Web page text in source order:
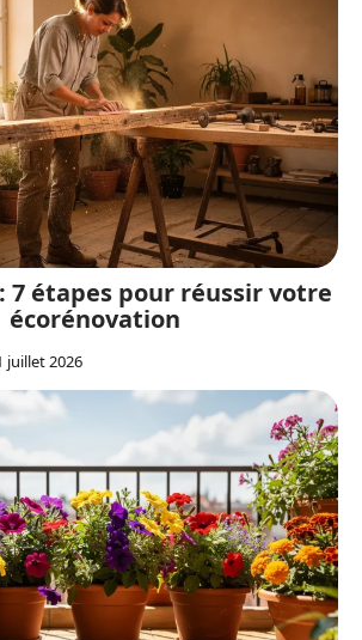
: 7 étapes pour réussir votre
écorénovation
juillet 2026